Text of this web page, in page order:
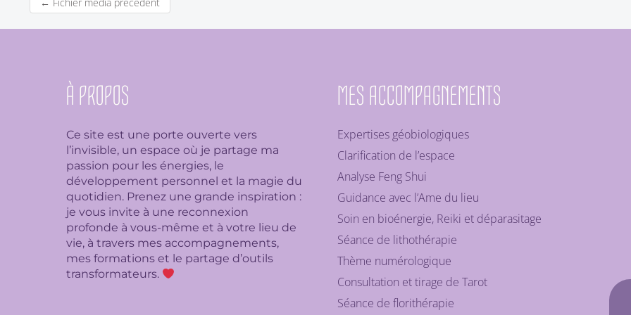
À PROPOS
Ce site est une porte ouverte vers
l’invisible, un espace où je partage ma
passion pour les énergies, le
développement personnel et la magie du
quotidien. Prenez une grande inspiration :
je vous invite à une reconnexion
profonde à vous-même et à votre lieu de
vie, à travers mes accompagnements,
mes formations et le partage d’outils
transformateurs.
MES ACCOMPAGNEMENTS
Expertises géobiologiques
Clarification de l’espace
Analyse Feng Shui
Guidance avec l’Ame du lieu
Soin en bioénergie, Reiki et déparasitage
Séance de lithothérapie
Thème numérologique
Consultation et tirage de Tarot
Séance de florithérapie